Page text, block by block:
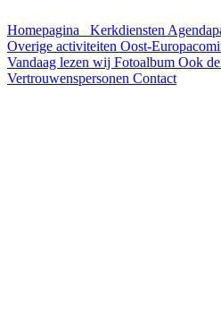
Homepagina Kerkdiensten
Overige activiteiten Oost-
Vandaag lezen wij Fotoalbum Ook
Vertrouwenspersonen Contact